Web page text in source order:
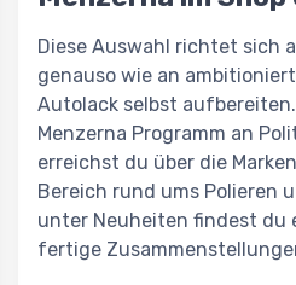
Diese Auswahl richtet sich
genauso wie an
Autolack selbst
Menzerna Programm an
erreichst du über die
Bereich rund ums Polieren
unter Neuheiten findest du
fertige